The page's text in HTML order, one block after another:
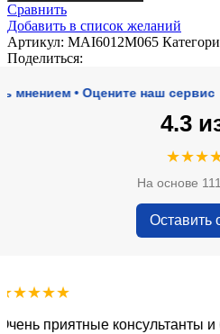
Сравнить
Добавить в список желаний
Артикул: MAI6012M065
Поделиться:
• Оцените наш сервис
4.3
На основе
Оставить
приятные консультанты и